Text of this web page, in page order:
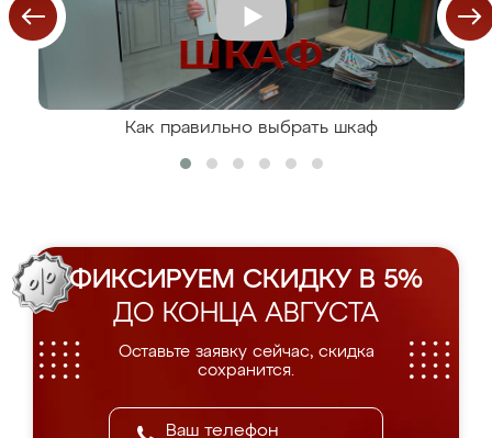
Как правильно выбрать шкаф
ФИКСИРУЕМ СКИДКУ В 5%
ДО КОНЦА АВГУСТА
Оставьте заявку сейчас, скидка
сохранится.